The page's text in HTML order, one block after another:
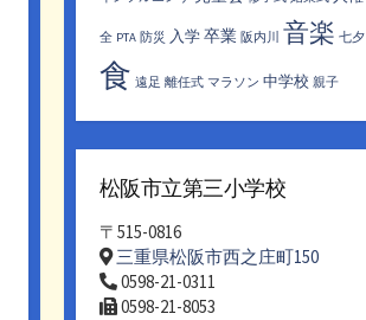
全 PTA 防災 入学 卒業 阪内川 音楽 七夕
食 遠足 離任式 マラソン 中学校 親子
松阪市立第三小学校
〒515-0816
三重県松阪市西之庄町150
0598-21-0311
0598-21-8053